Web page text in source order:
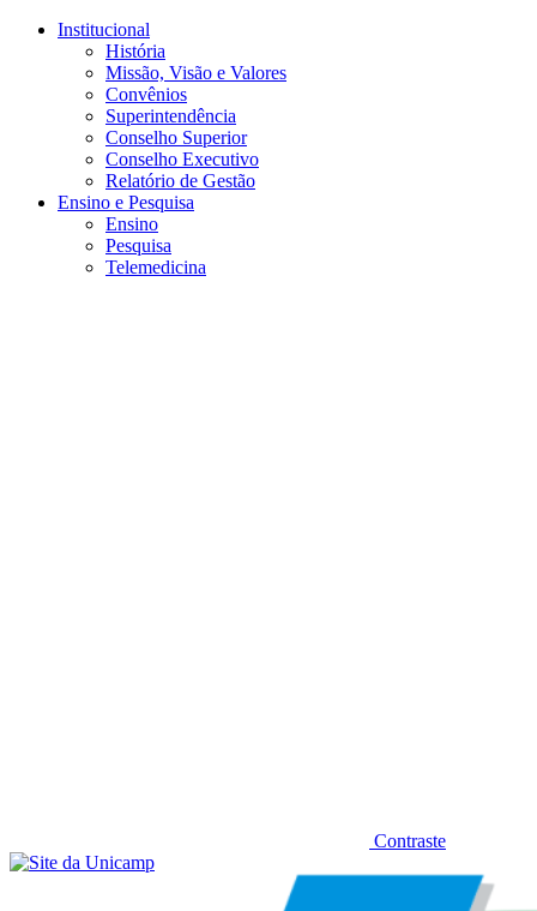
Conteúdo principal
Institucional
História
Missão, Visão e Valores
Convênios
Superintendência
Conselho Superior
Conselho Executivo
Relatório de Gestão
Ensino e Pesquisa
Ensino
Pesquisa
Telemedicina
Contraste